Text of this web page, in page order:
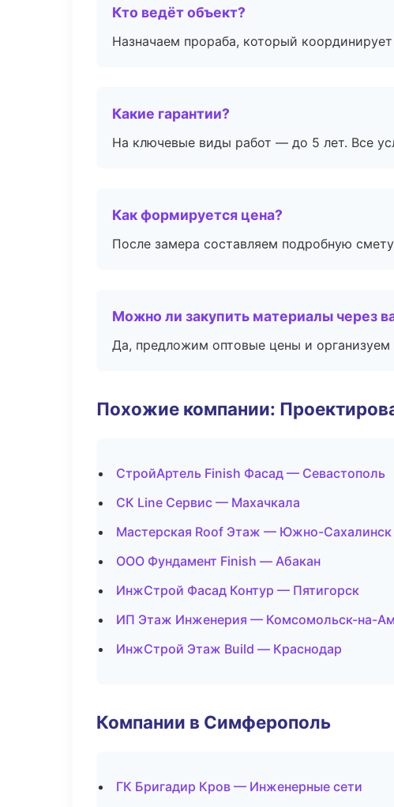
Кто ведёт объект?
Назначаем прораба, который
Какие гарантии?
На ключевые виды работ — до 5 лет. Все
Как формируется цена?
После замера составляем подробную
Можно ли закупить материалы через
Да, предложим оптовые цены и организуем
Похожие компании:
СтройАртель Finish Фасад — Севастополь
СК Line Сервис — Махачкала
Мастерская Roof Этаж — Южно-Сахалинск
ООО Фундамент Finish — Абакан
ИнжСтрой Фасад Контур — Пятигорск
ИП Этаж Инженерия — Комсомольск-на-
ИнжСтрой Этаж Build — Краснодар
Компании в Симферополь
ГК Бригадир Кров — Инженерные сети